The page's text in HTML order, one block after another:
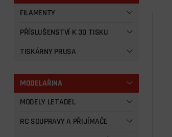
FILAMENTY
PŘÍSLUŠENSTVÍ K 3D TISKU
TISKÁRNY PRUSA
MODELAŘINA
MODELY LETADEL
RC SOUPRAVY A PŘIJÍMAČE